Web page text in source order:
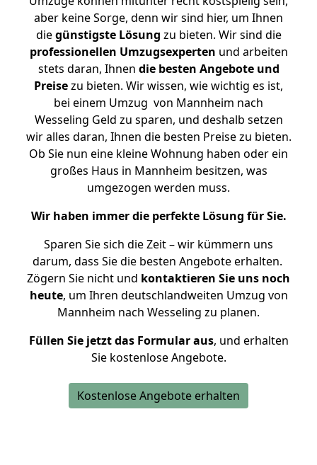
aber keine Sorge, denn wir sind hier, um Ihnen
diegünstigste Lösung zu bieten. Wir sind die
professionellen Umzugsexperten und arbeiten
stets daran, Ihnen die besten Angebote und
Preisezu bieten. Wir wissen, wie wichtig es ist,
bei einem Umzug von Mannheim nach
Wesseling Geld zu sparen, und deshalb setzen
wir alles daran, Ihnen die besten Preise zu bieten.
Ob Sie nun eine kleine Wohnung haben oder ein
großes Haus in Mannheim besitzen, was
umgezogen werden muss.
Wir haben immer die perfekte Lösung für Sie.
Sparen Sie sich die Zeit – wir kümmern uns
darum, dass Sie die besten Angebote erhalten.
Zögern Sie nicht und kontaktieren Sie uns noch
heute, um Ihren deutschlandweiten Umzug von
Mannheim nach Wesseling zu planen.
Füllen Sie jetzt das Formular aus, und erhalten
Sie kostenlose Angebote.
Kostenlose Angebote erhalten